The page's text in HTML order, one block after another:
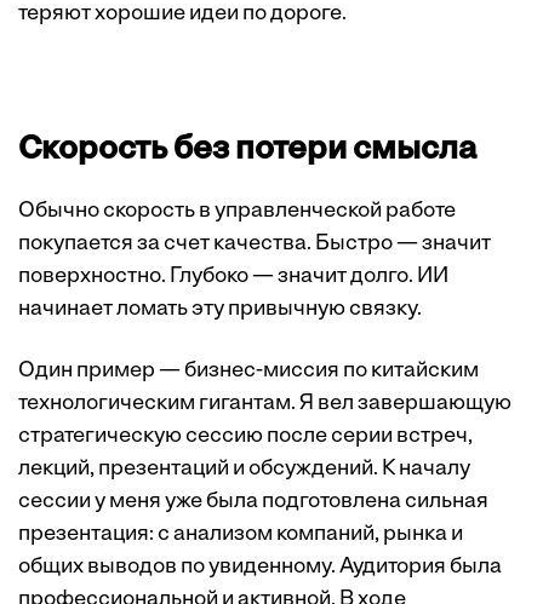
теряют хорошие идеи по дороге.
Скорость без потери смысла
Обычно скорость в управленческой работе
покупается за счет качества. Быстро — значит
поверхностно. Глубоко — значит долго. ИИ
начинает ломать эту привычную связку.
Один пример — бизнес-миссия по китайским
технологическим гигантам. Я вел завершающую
стратегическую сессию после серии встреч,
лекций, презентаций и обсуждений. К началу
сессии у меня уже была подготовлена сильная
презентация: с анализом компаний, рынка и
общих выводов по увиденному. Аудитория была
профессиональной и активной. В ходе